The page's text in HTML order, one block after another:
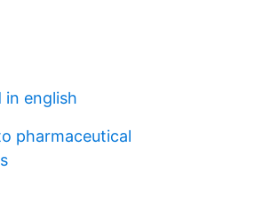
in english
pharmaceutical